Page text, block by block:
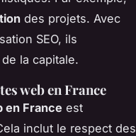
des projets. Avec
SEO, ils
la capitale.
web en France
en France est
inclut le respect des